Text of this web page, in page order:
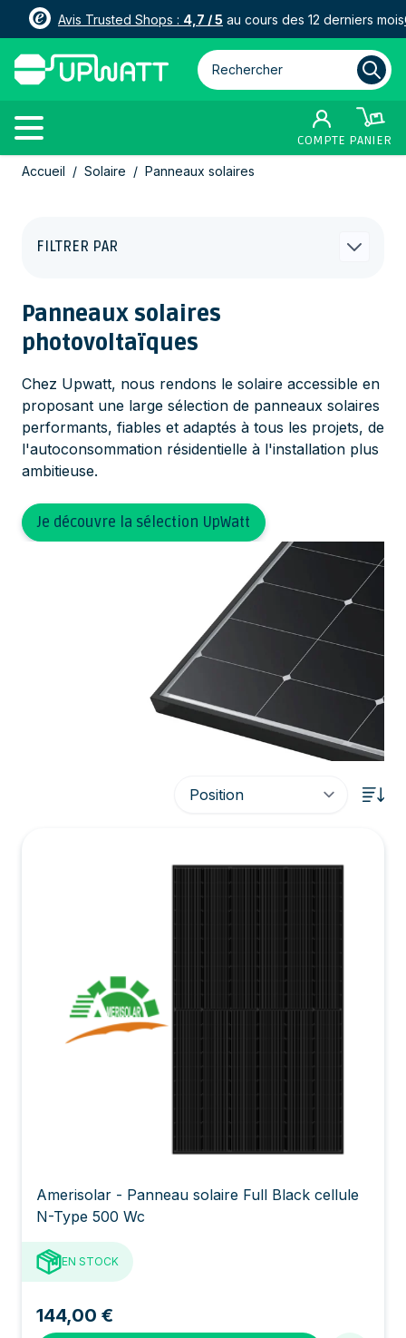
Avis Trusted Shops : 4,7 / 5 au cours des 12 derniers mois
Rechercher parmi plus de
COMPTE PANIER
Allez au contenu
Accueil / Solaire / Panneaux solaires
FILTRER PAR
Panneaux solaires
photovoltaïques
Chez Upwatt, nous rendons le solaire accessible en
proposant une large sélection de panneaux solaires
performants, fiables et adaptés à tous les projets, de
l'autoconsommation résidentielle à l'installation plus
ambitieuse.
Je découvre la sélection UpWatt
Amerisolar - Panneau solaire Full Black cellule
N-Type 500 Wc
EN STOCK
144,00 €